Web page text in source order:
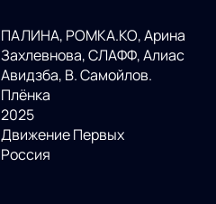
ПАЛИНА, РОМКА.КО, Арина
Захлевнова, СЛАФФ, Алиас
Авидзба, В. Самойлов.
Плёнка
2025
Движение Первых
Россия